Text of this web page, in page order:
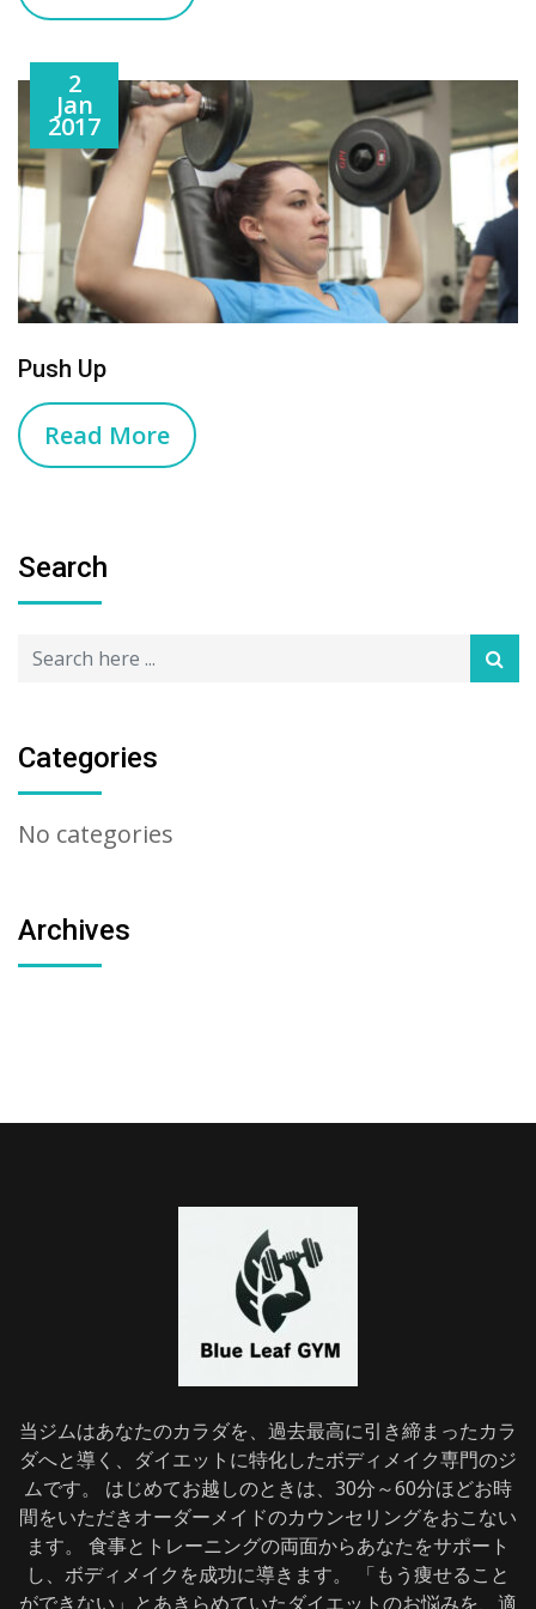
2
Jan
2017
Push Up
Read More
Search
Categories
No categories
Archives
当ジムはあなたのカラダを、過去最高に引き締まったカラ
ダへと導く、ダイエットに特化したボディメイク専門のジ
ムです。 はじめてお越しのときは、30分～60分ほどお時
間をいただきオーダーメイドのカウンセリングをおこない
ます。 食事とトレーニングの両面からあなたをサポート
し、ボディメイクを成功に導きます。 「もう痩せること
ができない」とあきらめていたダイエットのお悩みを、適